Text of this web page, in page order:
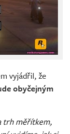
vyjádřil, že
obyčejným
trh měřítkem,